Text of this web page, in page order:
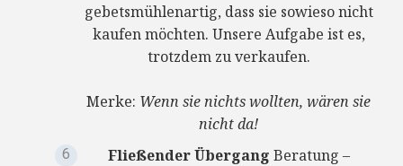
gebetsmühlenartig, dass sie sowieso nicht
kaufen möchten. Unsere Aufgabe ist es,
trotzdem zu verkaufen.
Merke: Wenn sie nichts wollten, wären sie
nicht da!
Fließender Übergang Beratung –